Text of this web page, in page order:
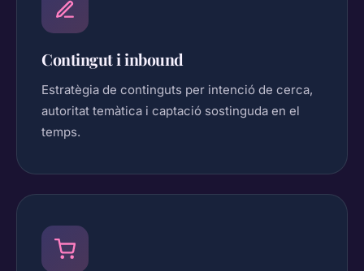
Contingut i inbound
Estratègia de continguts per intenció de cerca,
autoritat temàtica i captació sostinguda en el
temps.